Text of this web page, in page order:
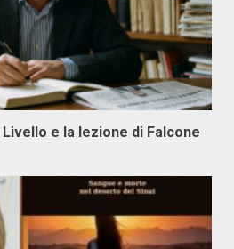
e la lezione di Falcone